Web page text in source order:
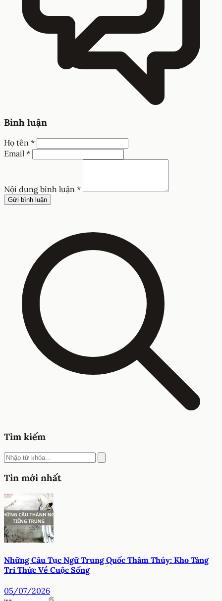
Bình luận
Họ tên *
Email *
Nội dung bình luận *
Gửi bình luận
Tìm kiếm
Tin mới nhất
Những Câu Tục Ngữ Trung Quốc Thâm Thúy: Kho Tàng
Tri Thức Về Cuộc Sống
05/07/2026